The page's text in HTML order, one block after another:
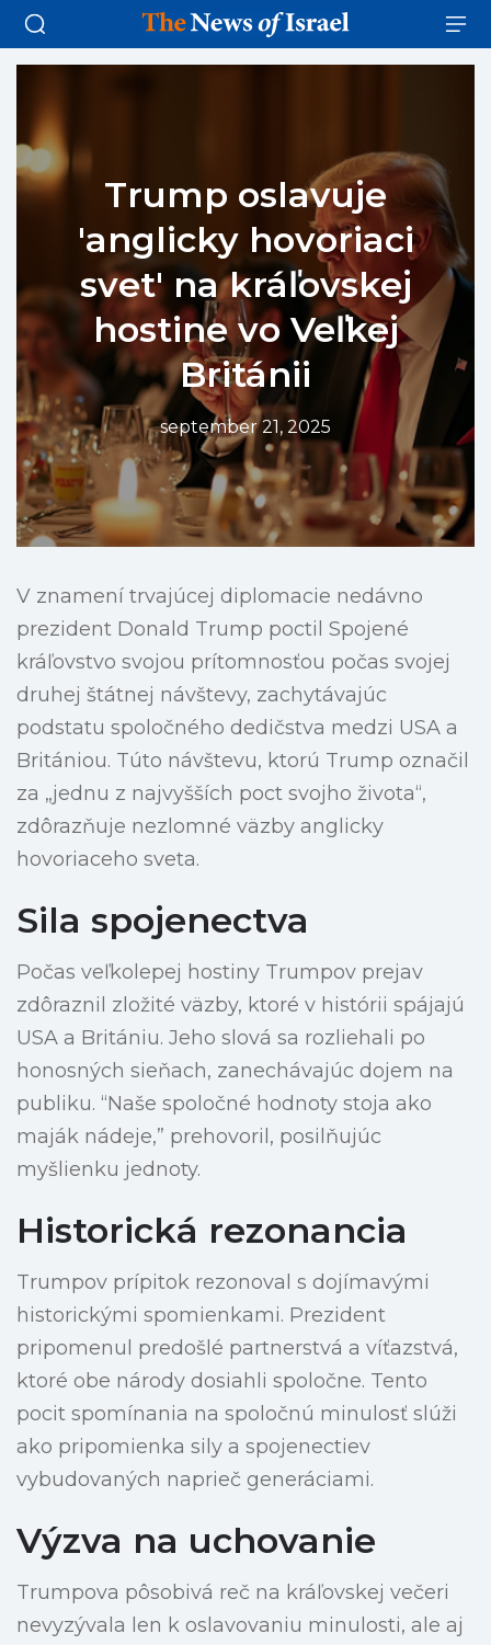
Trump oslavuje
'anglicky hovoriaci
svet' na kráľovskej
hostine vo Veľkej
Británii
september 21, 2025
V znamení trvajúcej diplomacie nedávno
prezident Donald Trump poctil Spojené
kráľovstvo svojou prítomnosťou počas svojej
druhej štátnej návštevy, zachytávajúc
podstatu spoločného dedičstva medzi USA a
Britániou. Túto návštevu, ktorú Trump označil
za „jednu z najvyšších poct svojho života“,
zdôrazňuje nezlomné väzby anglicky
hovoriaceho sveta.
Sila spojenectva
Počas veľkolepej hostiny Trumpov prejav
zdôraznil zložité väzby, ktoré v histórii spájajú
USA a Britániu. Jeho slová sa rozliehali po
honosných sieňach, zanechávajúc dojem na
publiku. “Naše spoločné hodnoty stoja ako
maják nádeje,” prehovoril, posilňujúc
myšlienku jednoty.
Historická rezonancia
Trumpov prípitok rezonoval s dojímavými
historickými spomienkami. Prezident
pripomenul predošlé partnerstvá a víťazstvá,
ktoré obe národy dosiahli spoločne. Tento
pocit spomínania na spoločnú minulosť slúži
ako pripomienka sily a spojenectiev
vybudovaných naprieč generáciami.
Výzva na uchovanie
Trumpova pôsobivá reč na kráľovskej večeri
nevyzývala len k oslavovaniu minulosti, ale aj